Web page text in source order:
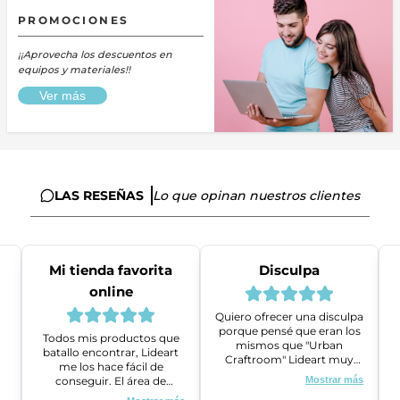
PROMOCIONES
¡¡Aprovecha los descuentos en
equipos y materiales!!
Ver más
LAS RESEÑAS Lo que opinan nuestros clientes
Mi tienda favorita
online
Todos mis productos que
batallo encontrar, Lideart
me los hace fácil de
conseguir. El área de
ventas es super amable y
Disculpa
Quiero ofrecer una disculpa
porque pensé que eran los
mismos que "Urban
Craftroom" Lideart muy
amables me ayudaron a
gestionar un problema que
Mostrar más